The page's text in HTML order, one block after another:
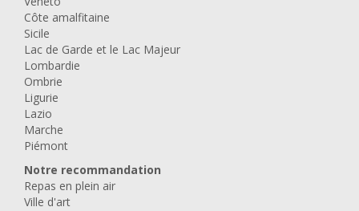
Côte amalfitaine
Sicile
Lac de Garde et le Lac Majeur
Lombardie
Ombrie
Ligurie
Lazio
Marche
Piémont
Notre recommandation
Repas en plein air
Ville d'art